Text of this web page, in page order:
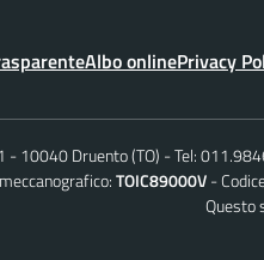
Albo onlinePrivacy
- 10040 Druento (TO) Tel:
TOIC89000V
Questo